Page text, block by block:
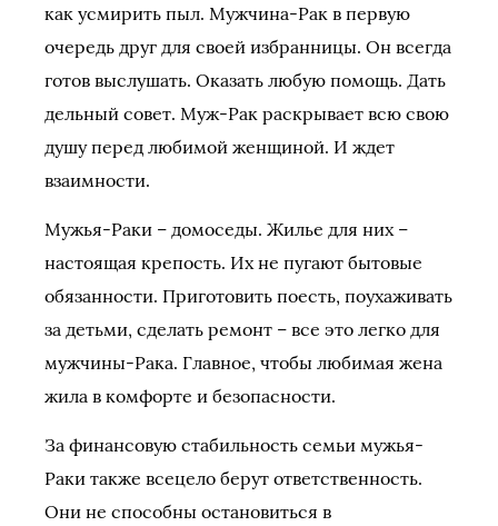
как усмирить пыл. Мужчина-Рак в первую
очередь друг для своей избранницы. Он всегда
готов выслушать. Оказать любую помощь. Дать
дельный совет. Муж-Рак раскрывает всю свою
душу перед любимой женщиной. И ждет
взаимности.
Мужья-Раки – домоседы. Жилье для них –
настоящая крепость. Их не пугают бытовые
обязанности. Приготовить поесть, поухаживать
за детьми, сделать ремонт – все это легко для
мужчины-Рака. Главное, чтобы любимая жена
жила в комфорте и безопасности.
За финансовую стабильность семьи мужья-
Раки также всецело берут ответственность.
Они не способны остановиться в